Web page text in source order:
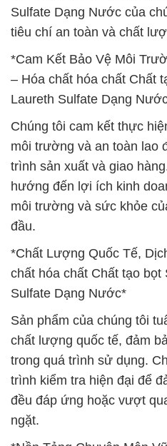
Sulfate Dạng Nước của
tiêu chí an toàn và chất
*Cam Kết Bảo Vệ Môi
– Hóa chất hóa chất Chất
Laureth Sulfate Dạng
Chúng tôi cam kết thực
môi trường và an toàn lao
trình sản xuất và giao
hướng đến lợi ích kinh
môi trường và sức khỏe
đầu.
*Chất Lượng Quốc Tế,
chất hóa chất Chất tạo bọt
Sulfate Dạng Nước*
Sản phẩm của chúng tôi
chất lượng quốc tế, đảm
trong quá trình sử dụng.
trình kiểm tra hiện đại để
đều đáp ứng hoặc vượt
ngặt.